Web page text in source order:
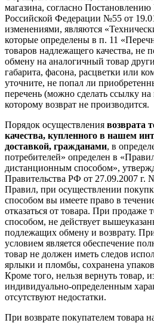
магазина, согласно Постановлению
Российской Федерации №55 от
изменениями, являются
которые определены в п. 11
товаров надлежащего качества, не
обмену на аналогичный товар
габарита, фасона, расцветки или
уточните, не попал ли
перечень (можно сделать ссылку
которому возврат не производится.
Порядок осуществления возврата
качества, купленного в нашем
доставкой, гражданами, в
потребителей» определен в
дистанционным способом»,
Правительства РФ от 27.09.2007 г.
Правил, при осуществлении
способом вы имеете право в
отказаться от товара. При
способом, не действует
подлежащих обмену и возврату.
условием является обеспечение
товар не должен иметь следов
ярлыки и пломбы, сохранена
Кроме того, нельзя вернуть товар,
индивидуально-определенным
отсутствуют недостатки.
При возврате покупателем товара